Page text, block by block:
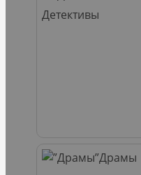
Детективы
Драмы